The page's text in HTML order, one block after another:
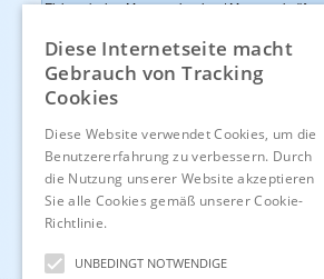
Elektronischer Magnetpolsucher / Magnetpolprüfer
Datenlogger, Datenrekorder, Messwandler
Günstige Auslauf-und Demogeräte
Kontakt
Impressum
Diese Internetseite macht
Gebrauch von Tracking
Cookies
Diese Website verwendet Cookies, um die
Benutzererfahrung zu verbessern. Durch
die Nutzung unserer Website akzeptieren
Sie alle Cookies gemäß unserer Cookie-
Richtlinie.
UNBEDINGT NOTWENDIGE